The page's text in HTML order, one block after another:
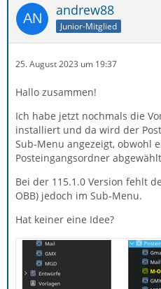
andrew88
Junior-Mitglied
25. August 2023 um 19:37
Hallo zusammen!
Ich habe jetzt nochmals die
installiert und da wird der
Sub-Menu angezeigt, obwohl
Posteingangsordner
Bei der 115.1.0 Version fehlt
OBB) jedoch im Sub-Menu.
Hat keiner eine Idee?